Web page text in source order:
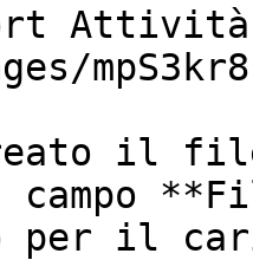
il
per il